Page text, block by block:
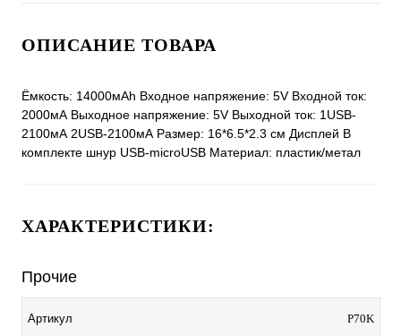
ОПИСАНИЕ ТОВАРА
Ёмкость: 14000мАh Входное напряжение: 5V Входной ток:
2000мА Выходное напряжение: 5V Выходной ток: 1USB-
2100мА 2USB-2100мА Размер: 16*6.5*2.3 см Дисплей В
комплекте шнур USB-microUSB Материал: пластик/метал
ХАРАКТЕРИСТИКИ:
Прочие
Артикул P70K